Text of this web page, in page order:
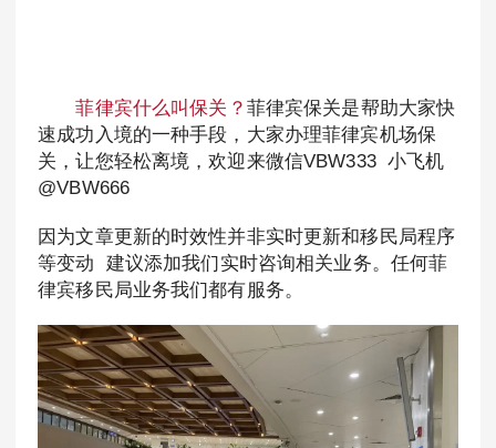
菲律宾什么叫保关？ 菲律宾保关是帮助大家快
速成功入境的一种手段，大家办理菲律宾机场保
关，让您轻松离境，欢迎来微信VBW333 小飞机
@VBW666
因为文章更新的时效性并非实时更新和移民局程序
等变动 建议添加我们实时咨询相关业务。任何菲
律宾移民局业务我们都有服务。